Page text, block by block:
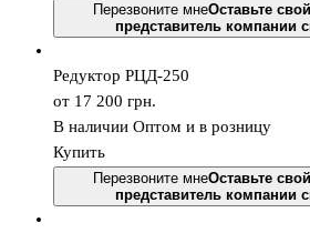
Перезвоните мнеОставьте
представитель компании
Редуктор РЦД-250
от 17 200 грн.
В наличии Оптом и в розницу
Купить
Перезвоните мнеОставьте
представитель компании